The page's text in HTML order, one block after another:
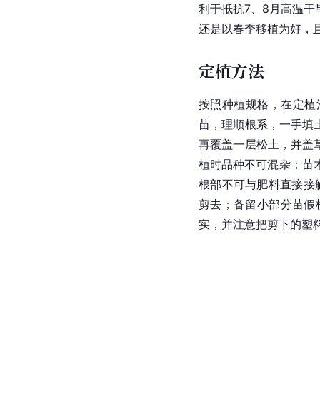
利于抵抗7、8月高温干
还是以春季移植为好，
定植方法
按照种植规格，在定
苗，理顺根系，一手填
再覆盖一层松土，并盖
植时品种不可混杂；苗
根部不可与肥料直接接
剪去；备留小部分苗
实，并注意把剪下的塑